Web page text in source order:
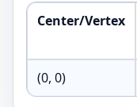
Center/Vertex
(0, 0)